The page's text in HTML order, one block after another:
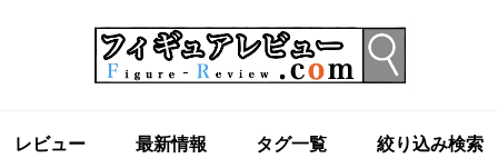
レビュー 最新情報 タグ一覧 絞り込み検索